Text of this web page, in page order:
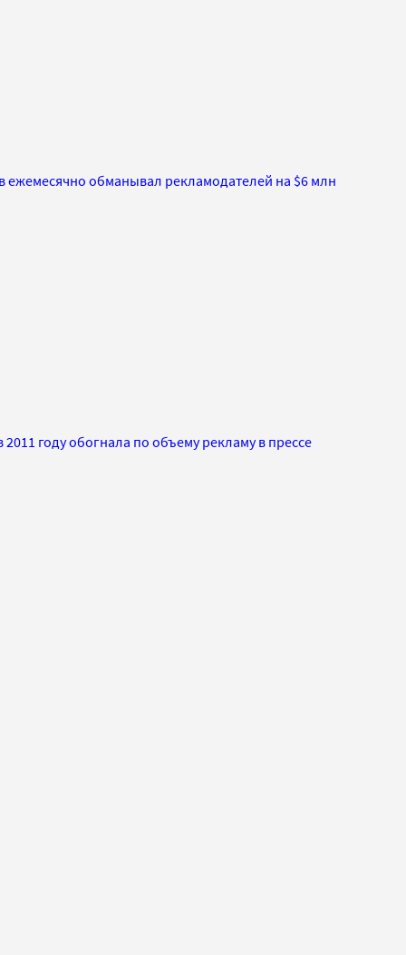
ежемесячно обманывал рекламодателей на $6 млн
году обогнала по объему рекламу в прессе